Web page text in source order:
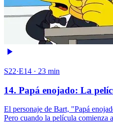
S22·E14 · 23 min
14. Papá enojado: La
El personaje de Bart, "Papá
Pero cuando la película comienza